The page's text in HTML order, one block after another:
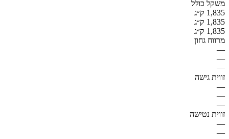
משקל כולל
1,835 ק״ג
1,835 ק״ג
1,835 ק״ג
מרווח גחון
—
—
—
זווית גישה
—
—
—
זווית נטישה
—
—